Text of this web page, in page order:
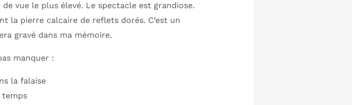
vue le plus élevé. Le spectacle est grandiose.
la pierre calcaire de reflets dorés. C’est un
gravé dans ma mémoire.
manquer :
la falaise
temps